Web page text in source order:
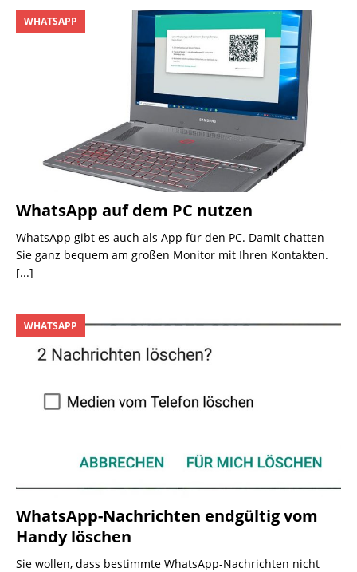
WhatsApp auf dem PC nutzen
WHATSAPP
WhatsApp gibt es auch als App für den PC. Damit chatten
Sie ganz bequem am großen Monitor mit Ihren Kontakten.
[...]
WhatsApp-Nachrichten endgültig vom
Handy löschen
WHATSAPP
Sie wollen, dass bestimmte WhatsApp-Nachrichten nicht